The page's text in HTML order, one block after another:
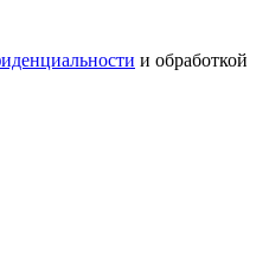
и обработкой